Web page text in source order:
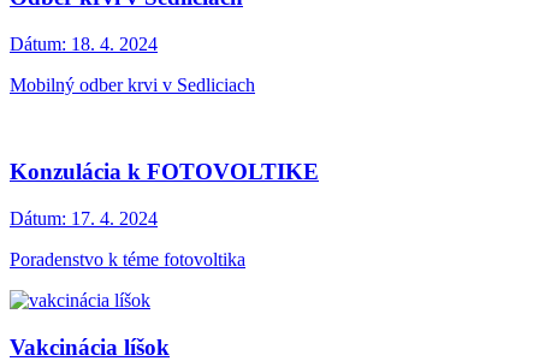
Dátum: 18. 4. 2024
Mobilný odber krvi v Sedliciach
Konzulácia k FOTOVOLTIKE
Dátum: 17. 4. 2024
Poradenstvo k téme fotovoltika
Vakcinácia líšok